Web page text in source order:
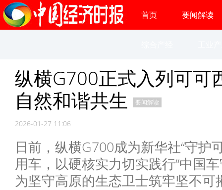
首页 要闻解读
纵横G700正式入列可可
自然和谐共生
要闻解读
2026-01-27 11:06
日前，纵横G700成为新华社“守护
用车，以硬核实力切实践行“中国
为坚守高原的生态卫士筑牢坚不